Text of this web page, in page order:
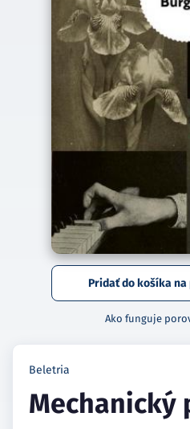
Pridať do košíka
Ako funguje
Beletria
Mechanický